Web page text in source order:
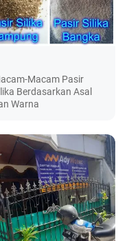
Macam Pasir
Berdasarkan Asal
Warna